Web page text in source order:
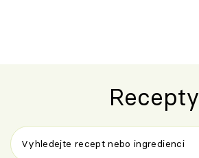
Recepty